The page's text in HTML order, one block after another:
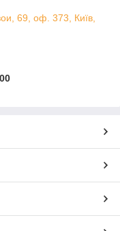
69, оф. 373, Київ,